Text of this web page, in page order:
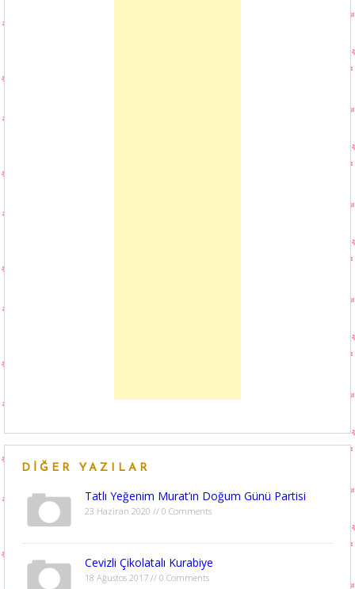
DIĞER YAZILAR
Tatlı Yeğenim Murat’ın Doğum Günü Partisi
23 Haziran 2020 // 0 Comments
Cevizli Çikolatalı Kurabiye
18 Ağustos 2017 // 0 Comments